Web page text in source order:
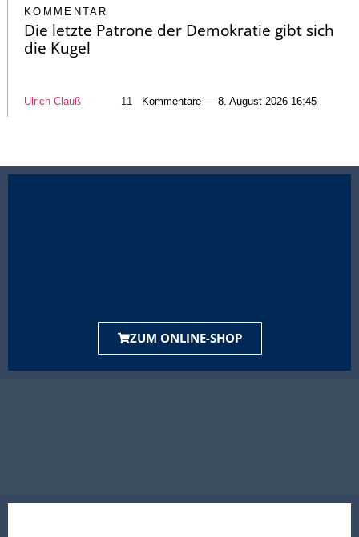
KOMMENTAR
Die letzte Patrone der Demokratie gibt sich
die Kugel
Ulrich Clauß 11 Kommentare — 8. August 2026 16:45
ZUM ONLINE-SHOP